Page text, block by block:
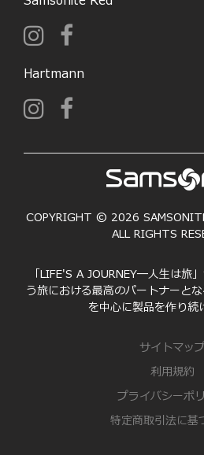
Hartmann
COPYRIGHT © 2026
ALL RIGHTS
「LIFE'S A JOURNEY―人生は旅
う旅における最高のパートナーと
を中心に製品を作り続
サイトマッ
利用規約
プライバシーポ
特定商取引法に基